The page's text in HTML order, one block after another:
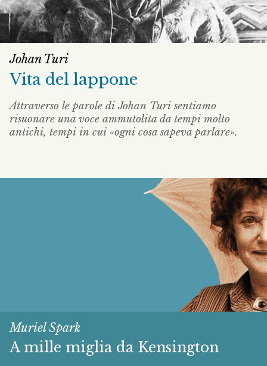
Johan Turi
Vita del lappone
Attraverso le parole di Johan Turi sentiamo
risuonare una voce ammutolita da tempi molto
antichi, tempi in cui «ogni cosa sapeva parlare».
Muriel Spark
A mille miglia da Kensington